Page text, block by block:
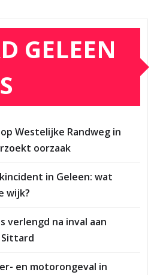
GELEEN
Westelijke Randweg in
oorzaak
in Geleen: wat
wijk?
verlengd na inval aan
en motorongeval in